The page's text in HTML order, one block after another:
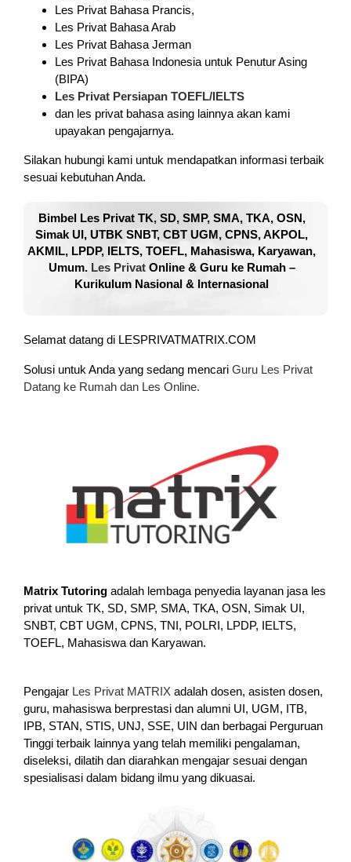
Les Privat Bahasa Prancis,
Les Privat Bahasa Arab
Les Privat Bahasa Jerman
Les Privat Bahasa Indonesia untuk Penutur Asing
(BIPA)
Les Privat Persiapan TOEFL/IELTS
dan les privat bahasa asing lainnya akan kami
upayakan pengajarnya.
Silakan hubungi kami untuk mendapatkan informasi terbaik
sesuai kebutuhan Anda.
Bimbel Les Privat TK, SD, SMP, SMA, TKA, OSN,
Simak UI, UTBK SNBT, CBT UGM, CPNS, AKPOL,
AKMIL, LPDP, IELTS, TOEFL, Mahasiswa, Karyawan,
Umum. Les PrivatOnline & Guru ke Rumah –
Kurikulum Nasional & Internasional
Selamat datang di LESPRIVATMATRIX.COM
Solusi untuk Anda yang sedang mencari Guru Les Privat
Datang ke Rumah dan Les Online.
Matrix Tutoring adalah lembaga penyedia layanan jasa les
privat untuk TK, SD, SMP, SMA, TKA, OSN, Simak UI,
SNBT, CBT UGM, CPNS, TNI, POLRI, LPDP, IELTS,
TOEFL, Mahasiswa dan Karyawan.
Pengajar Les Privat MATRIXadalah dosen, asisten dosen,
guru, mahasiswa berprestasi dan alumni UI, UGM, ITB,
IPB, STAN, STIS, UNJ, SSE, UIN dan berbagai Perguruan
Tinggi terbaik lainnya yang telah memiliki pengalaman,
diseleksi, dilatih dan diarahkan mengajar sesuai dengan
spesialisasi dalam bidang ilmu yang dikuasai.